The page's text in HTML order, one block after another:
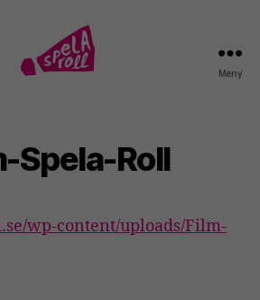
Meny
Spela-Roll
wp-content/uploads/Film-